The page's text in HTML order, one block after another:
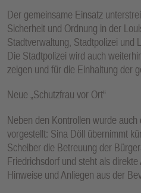
Der gemeinsame Einsatz
Sicherheit und Ordnung in der
Stadtverwaltung, Stadtpolizei und
Die Stadtpolizei wird auch
zeigen und für die Einhaltung der
Neue „Schutzfrau vor Ort“
Neben den Kontrollen wurde auch
vorgestellt: Sina Döll übernimmt
Scheiber die Betreuung der
Friedrichsdorf und steht als
Hinweise und Anliegen aus der